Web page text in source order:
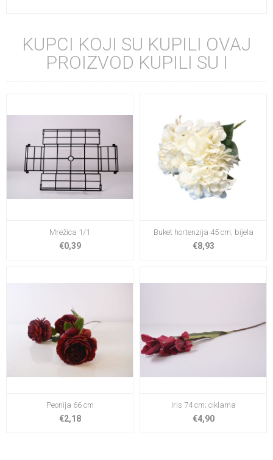
KUPCI KOJI SU KUPILI OVAJ
PROIZVOD KUPILI SU I
Mrežica 1/1
€0,39
Buket hortenzija 45 cm; bijela
€8,93
Peonija 66 cm
€2,18
Iris 74 cm; ciklama
€4,90